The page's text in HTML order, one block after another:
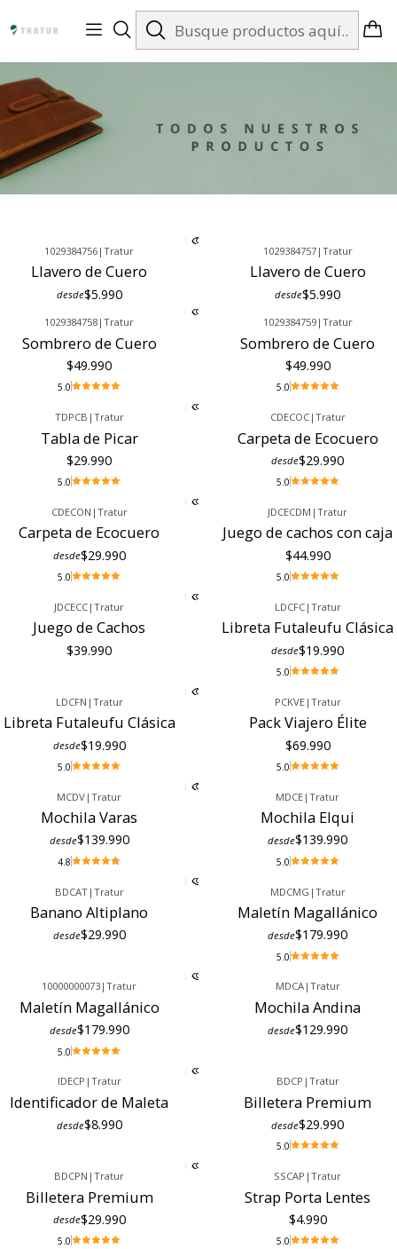
Envíos gratis en Santiago desde $99.990
1029384756 |Tratur
Llavero de Cuero
desde$5.990
1029384757| Tratur
Llavero de Cuero
desde$5.990
1029384758 |Tratur
Sombrero de Cuero
$49.990
5.0
1029384759| Tratur
Sombrero de Cuero
$49.990
5.0
TDPCB | Tratur
Tabla de Picar
$29.990
5.0
CDECOC| Tratur
Carpeta de Ecocuero
desde$29.990
5.0
CDECON | Tratur
Carpeta de Ecocuero
desde$29.990
5.0
JDCECDM |Tratur
Juego de cachos con caja
$44.990
5.0
JDCECC |Tratur
Juego de Cachos
$39.990
LDCFC| Tratur
Libreta Futaleufu Clásica
desde$19.990
5.0
LDCFN | Tratur
Libreta Futaleufu Clásica
desde$19.990
5.0
PCKVE| Tratur
Pack Viajero Élite
$69.990
5.0
MCDV |Tratur
Mochila Varas
desde$139.990
4.8
MDCE |Tratur
Mochila Elqui
desde$139.990
5.0
BDCAT| Tratur
Banano Altiplano
desde$29.990
MDCMG | Tratur
Maletín Magallánico
desde$179.990
5.0
10000000073 |Tratur
Maletín Magallánico
desde$179.990
5.0
MDCA| Tratur
Mochila Andina
desde$129.990
IDECP | Tratur
Identificador de Maleta
desde$8.990
BDCP | Tratur
Billetera Premium
desde$29.990
5.0
BDCPN |Tratur
Billetera Premium
desde$29.990
5.0
SSCAP |Tratur
Strap Porta Lentes
$4.990
5.0